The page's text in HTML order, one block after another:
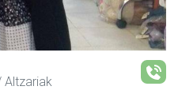
Altzariak